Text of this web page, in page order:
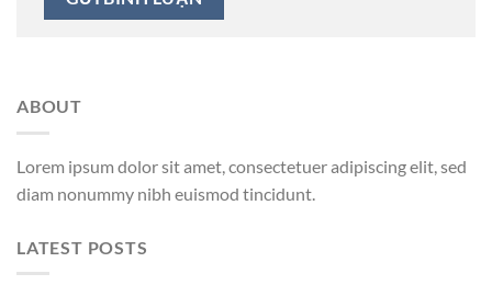
ABOUT
Lorem ipsum dolor sit amet, consectetuer adipiscing elit, sed
diam nonummy nibh euismod tincidunt.
LATEST POSTS